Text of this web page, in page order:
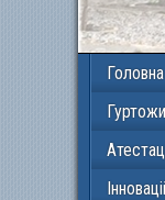
Головна